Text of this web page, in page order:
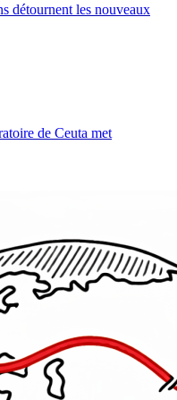
détournent les nouveaux
de Ceuta met